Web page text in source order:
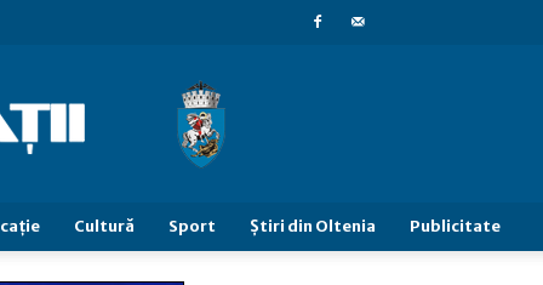
Cultură Sport Știri din Oltenia Publicitate